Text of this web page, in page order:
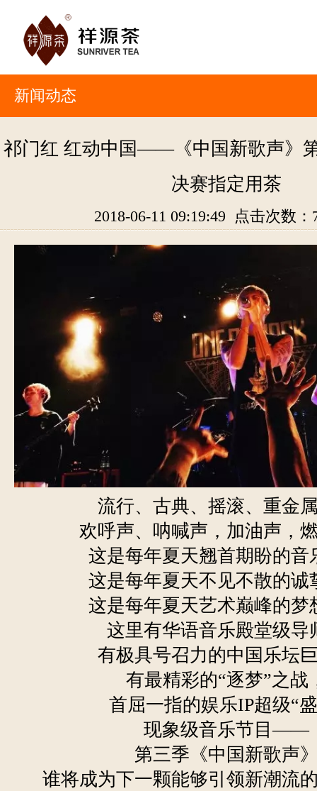
新闻动态
祁门红 红动中国——《中国新歌声》
决赛指定用茶
2018-06-11 09:19:49 点击次数：
流行、古典、摇滚、重
欢呼声、呐喊声，加油声，
这是每年夏天翘首期盼的音
这是每年夏天不见不散的诚
这是每年夏天艺术巅峰的梦
这里有华语音乐殿堂级导
有极具号召力的中国乐坛
有最精彩的“逐梦”之战
首屈一指的娱乐IP超级“
现象级音乐节目——
第三季《中国新歌声
谁将成为下一颗能够引领新潮流